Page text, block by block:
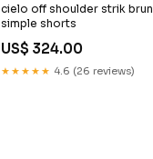
cielo off shoulder strik brun
simple shorts
US$ 324.00
★★★★★ 4.6 (26 reviews)